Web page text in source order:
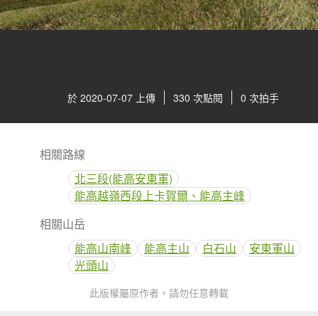
於 2020-07-07 上傳 330 次點閱 0 次拍手
相關路線
北三段(能高安東軍)
能高越嶺西段上卡賀爾、能高主峰
相關山岳
能高山南峰
能高主山 白石山
安東軍山
光頭山
此版權屬原作者，請勿任意轉載